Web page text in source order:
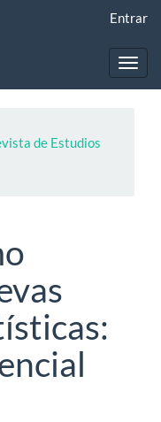
Entrar
de Estudios